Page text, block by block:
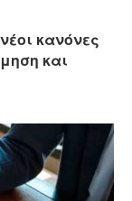
κανόνες
και